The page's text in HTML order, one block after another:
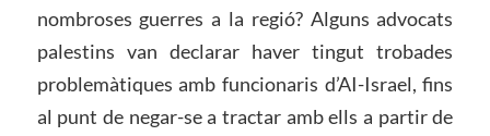
nombroses guerres a la regió? Alguns advocats
palestins van declarar haver tingut trobades
problemàtiques amb funcionaris d’AI-Israel, fins
al punt de negar-se a tractar amb ells a partir de